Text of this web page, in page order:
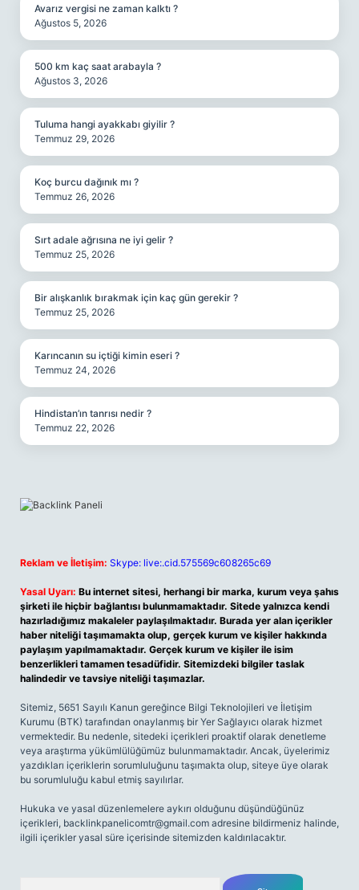
Avarız vergisi ne zaman kalktı ?
Ağustos 5, 2026
500 km kaç saat arabayla ?
Ağustos 3, 2026
Tuluma hangi ayakkabı giyilir ?
Temmuz 29, 2026
Koç burcu dağınık mı ?
Temmuz 26, 2026
Sırt adale ağrısına ne iyi gelir ?
Temmuz 25, 2026
Bir alışkanlık bırakmak için kaç gün gerekir ?
Temmuz 25, 2026
Karıncanın su içtiği kimin eseri ?
Temmuz 24, 2026
Hindistan’ın tanrısı nedir ?
Temmuz 22, 2026
Reklam ve İletişim: Skype: live:.cid.575569c608265c69
Yasal Uyarı: Bu internet sitesi, herhangi bir marka, kurum veya şahıs
şirketi ile hiçbir bağlantısı bulunmamaktadır. Sitede yalnızca kendi
hazırladığımız makaleler paylaşılmaktadır. Burada yer alan içerikler
haber niteliği taşımamakta olup, gerçek kurum ve kişiler hakkında
paylaşım yapılmamaktadır. Gerçek kurum ve kişiler ile isim
benzerlikleri tamamen tesadüfidir. Sitemizdeki bilgiler taslak
halindedir ve tavsiye niteliği taşımazlar.
Sitemiz, 5651 Sayılı Kanun gereğince Bilgi Teknolojileri ve İletişim
Kurumu (BTK) tarafından onaylanmış bir Yer Sağlayıcı olarak hizmet
vermektedir. Bu nedenle, sitedeki içerikleri proaktif olarak denetleme
veya araştırma yükümlülüğümüz bulunmamaktadır. Ancak, üyelerimiz
yazdıkları içeriklerin sorumluluğunu taşımakta olup, siteye üye olarak
bu sorumluluğu kabul etmiş sayılırlar.
Hukuka ve yasal düzenlemelere aykırı olduğunu düşündüğünüz
içerikleri, backlinkpanelicomtr@gmail.com adresine bildirmeniz halinde,
ilgili içerikler yasal süre içerisinde sitemizden kaldırılacaktır.